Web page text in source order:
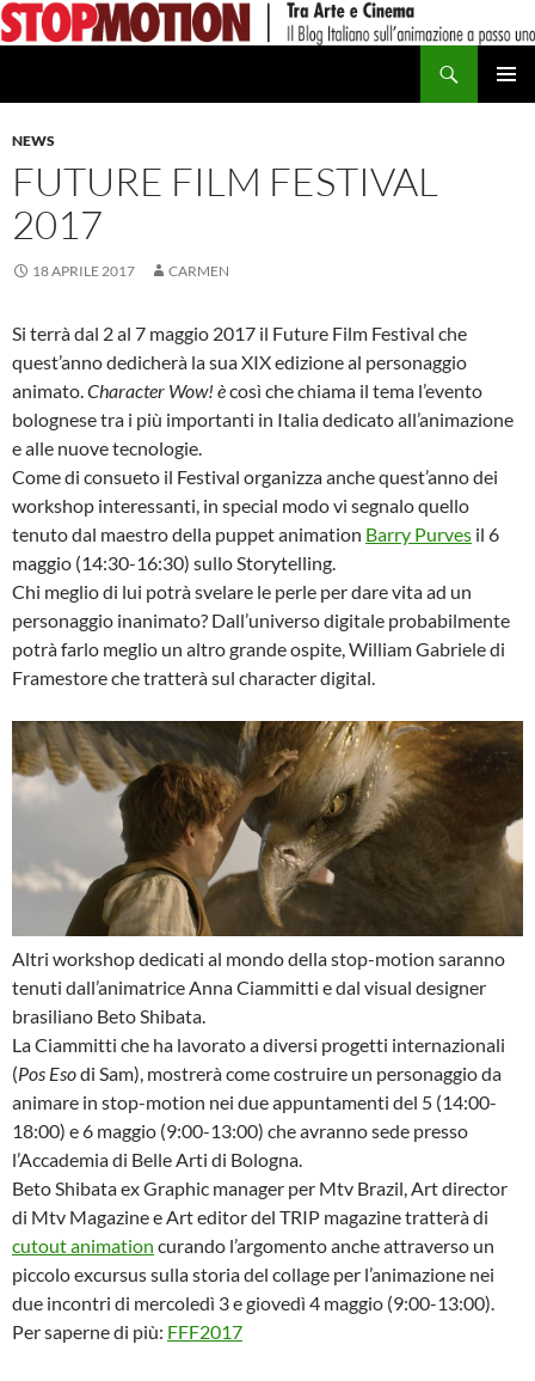
Vai
al
NEWS
FUTURE FILM FESTIVAL
2017
18 APRILE 2017 CARMEN
Si terrà dal 2 al 7 maggio 2017 il Future Film Festival che
quest’anno dedicherà la sua XIX edizione al personaggio
animato.Character Wow! ècosì che chiama il tema l’evento
bolognese tra i più importanti in Italia dedicato all’animazione
e alle nuove tecnologie.
Come di consueto il Festival organizza anche quest’anno dei
workshop interessanti, in special modo vi segnalo quello
tenuto dal maestro della puppet animation Barry Purves il 6
maggio (14:30-16:30) sullo Storytelling.
Chi meglio di lui potrà svelare le perle per dare vita ad un
personaggio inanimato? Dall’universo digitale probabilmente
potrà farlo meglio un altro grande ospite, William Gabriele di
Framestore che tratterà sul character digital.
Altri workshop dedicati al mondo della stop-motion saranno
tenuti dall’animatrice Anna Ciammitti e dal visual designer
brasiliano Beto Shibata.
La Ciammitti che ha lavorato a diversi progetti internazionali
(Pos Esodi Sam), mostrerà come costruire un personaggio da
animare in stop-motion nei due appuntamenti del 5 (14:00-
18:00) e 6 maggio (9:00-13:00) che avranno sede presso
l’Accademia di Belle Arti di Bologna.
Beto Shibata ex Graphic manager per Mtv Brazil, Art director
di Mtv Magazine e Art editor del TRIP magazine tratterà di
cutout animation curando l’argomento anche attraverso un
piccolo excursus sulla storia del collage per l’animazione nei
due incontri di mercoledì 3 e giovedì 4 maggio (9:00-13:00).
Per saperne di più: FFF2017